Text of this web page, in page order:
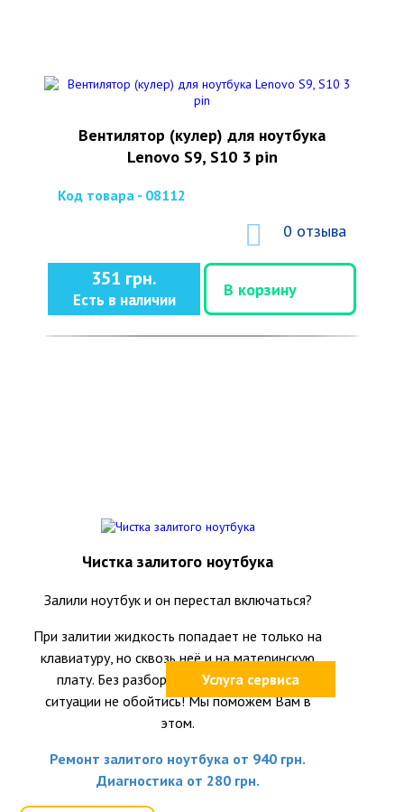
Вентилятор (кулер) для ноутбука
Lenovo S9, S10 3 pin
Код товара - 08112
0 отзыва
351 грн.
Есть в наличии
В корзину
Услуга сервиса
Чистка залитого ноутбука
Залили ноутбук и он перестал включаться?
При залитии жидкость попадает не только на
клавиатуру, но сквозь неё и на материнскую
плату. Без разборки ноутбука и оценки
ситуации не обойтись! Мы поможем Вам в
этом.
Ремонт залитого ноутбука от 940 грн.
Диагностика от 280 грн.